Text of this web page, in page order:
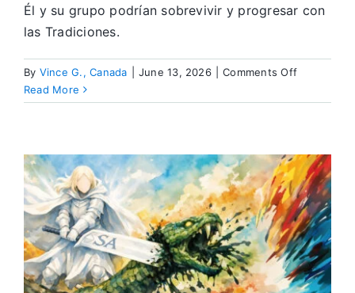
Él y su grupo podrían sobrevivir y progresar con
las Tradiciones.
By Vince G., Canada June 13, 2026 Comments Offon
con
Read More